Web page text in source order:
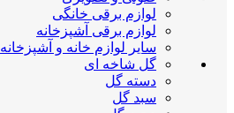
لوازم برقی خانگی
لوازم برقی آشپزخانه
سایر لوازم خانه و آشپزخانه
گل شاخه ای
دسته گل
سبد گل